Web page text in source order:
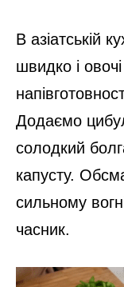
В азіатській
швидко і
Додаємо
солодкий
капусту.
сильному
часник.